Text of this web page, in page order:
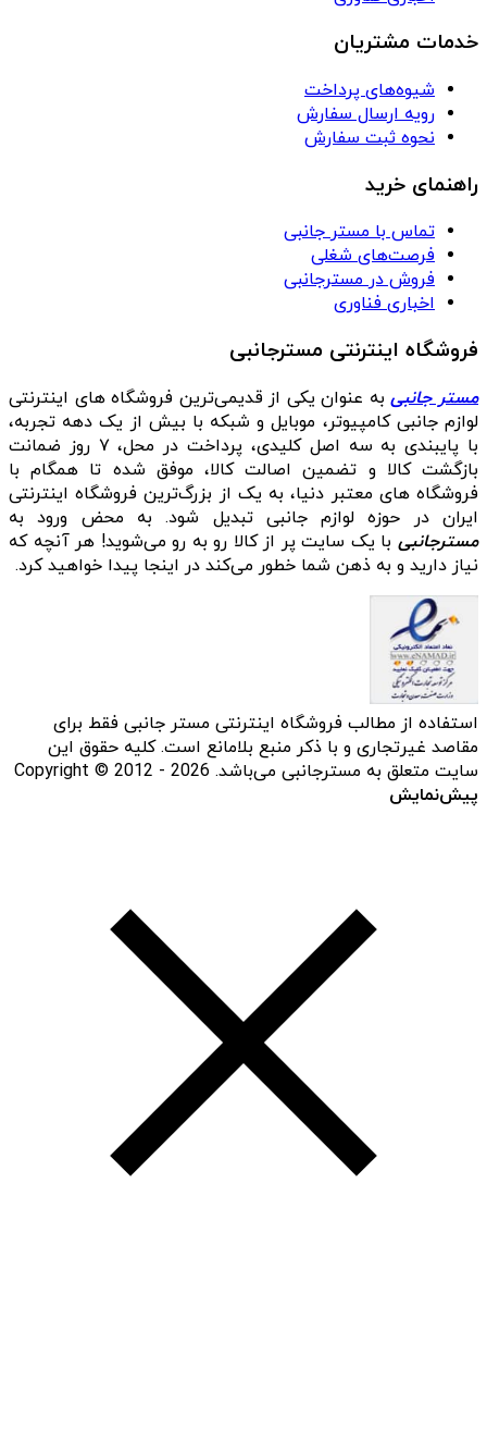
خدمات مشتریان
شیوه‌های پرداخت
رویه ارسال سفارش
نحوه ثبت سفارش
راهنمای خرید
تماس با مستر جانبی
فرصت‌های شغلی
فروش در مسترجانبی
اخباری فناوری
فروشگاه اینترنتی مسترجانبی
مستر جانبیبه عنوان یکی از قدیمی‌ترین فروشگاه های اینترنتی
لوازم جانبی کامپیوتر، موبایل و شبکه با بیش از یک دهه تجربه،
با پایبندی به سه اصل کلیدی، پرداخت در محل، ۷ روز ضمانت
بازگشت کالا و تضمین اصالت کالا، موفق شده تا همگام با
فروشگاه‌ های معتبر دنیا، به یک از بزرگ‌ترین فروشگاه اینترنتی
ایران در حوزه لوازم جانبی تبدیل شود. به محض ورود به
مسترجانبی با یک سایت پر از کالا رو به رو می‌شوید! هر آنچه که
نیاز دارید و به ذهن شما خطور می‌کند در اینجا پیدا خواهید کرد.
استفاده از مطالب فروشگاه اینترنتی مستر جانبی فقط برای
مقاصد غیرتجاری و با ذکر منبع بلامانع است. کلیه حقوق این
سایت متعلق به مسترجانبی می‌باشد. Copyright © 2012 - 2026
پیش‌نمایش